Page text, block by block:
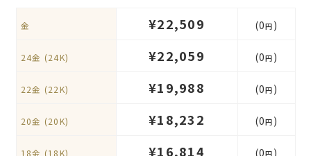
金 ¥22,509 (0円 )
24金 (24K) ¥22,059 (0円 )
22金 (22K) ¥19,988 (0円 )
20金 (20K) ¥18,232 (0円 )
18金 (18K) ¥16,814 (0円 )